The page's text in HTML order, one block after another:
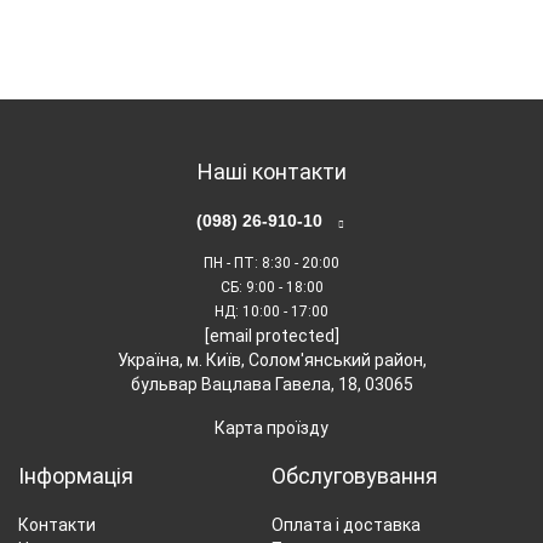
Міцна конструкція
Цільнометалевий корпус та кріплення коліс на
шарикопідшипниках гарантують довговічність та
стійкою до пошкоджень.
Наші контакти
(098) 26-910-10
ПН - ПТ: 8:30 - 20:00
СБ: 9:00 - 18:00
НД: 10:00 - 17:00
[email protected]
Українa, м. Київ, Солом'янський район,
бульвар Вацлава Гавела, 18, 03065
Карта проїзду
Інформація
Контакти
Обслуговування
Оплата і доставка